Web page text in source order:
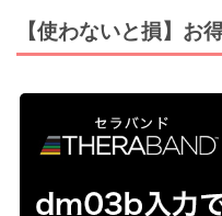
【使わないと損】お